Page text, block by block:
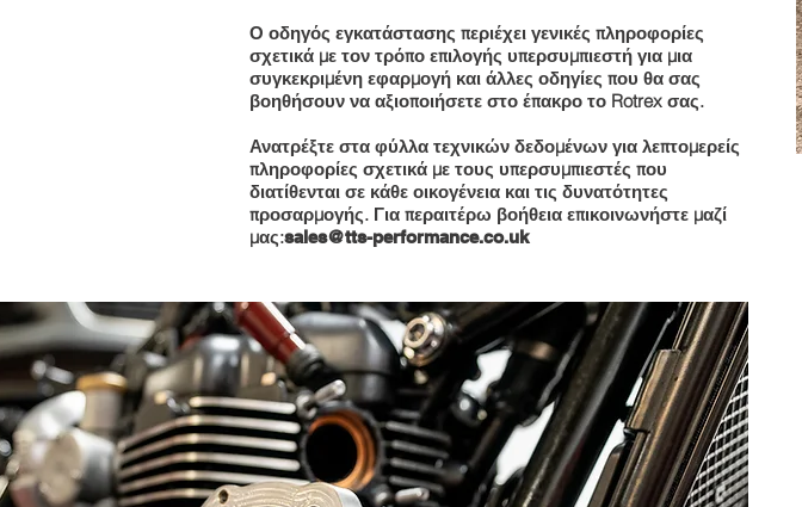
Ο οδηγός εγκατάστασης περιέχει γενικές πληροφορίες
σχετικά με τον τρόπο επιλογής υπερσυμπιεστή για μια
συγκεκριμένη εφαρμογή και άλλες οδηγίες που θα σας
βοηθήσουν να αξιοποιήσετε στο έπακρο το Rotrex σας.
Ανατρέξτε στα φύλλα τεχνικών δεδομένων για λεπτομερείς
πληροφορίες σχετικά με τους υπερσυμπιεστές που
διατίθενται σε κάθε οικογένεια και τις δυνατότητες
προσαρμογής. Για περαιτέρω βοήθεια επικοινωνήστε μαζί
μας:sales@tts-performance.co.uk